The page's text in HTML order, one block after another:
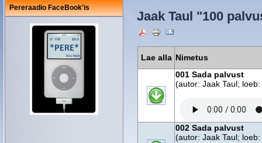
Pereraadio FaceBook'is
Jaak Taul "100
Lae alla Nimetus
001 Sada palvust
(autor: Jaak Taul;
002 Sada palvust
(autor: Jaak Taul;